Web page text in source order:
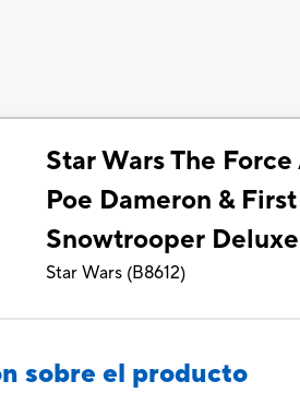
Star Wars The
Poe Dameron &
Snowtrooper
Star Wars (B8612)
sobre el producto